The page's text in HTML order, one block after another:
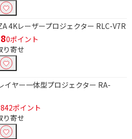
4Kレーザープロジェクター RLC-V7R
0ポイント
り寄せ
イヤー一体型プロジェクター RA-
842ポイント
り寄せ
で絞り込む
り込む